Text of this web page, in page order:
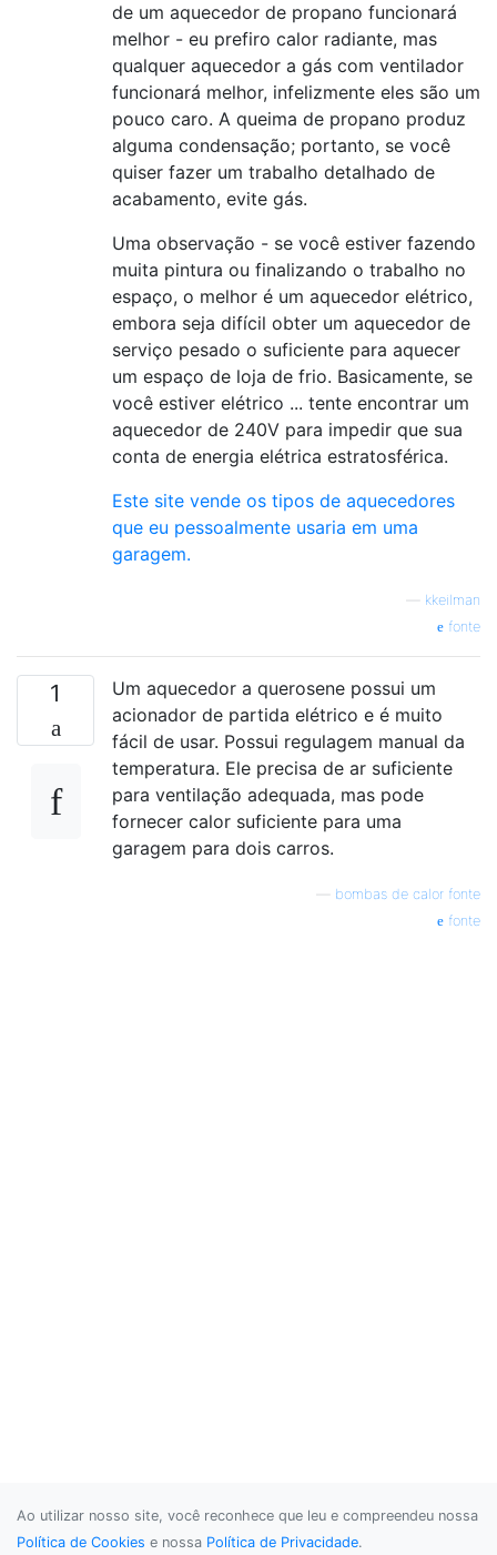
de um aquecedor de propano funcionará
melhor - eu prefiro calor radiante, mas
qualquer aquecedor a gás com ventilador
funcionará melhor, infelizmente eles são um
pouco caro. A queima de propano produz
alguma condensação; portanto, se você
quiser fazer um trabalho detalhado de
acabamento, evite gás.
Uma observação - se você estiver fazendo
muita pintura ou finalizando o trabalho no
espaço, o melhor é um aquecedor elétrico,
embora seja difícil obter um aquecedor de
serviço pesado o suficiente para aquecer
um espaço de loja de frio. Basicamente, se
você estiver elétrico ... tente encontrar um
aquecedor de 240V para impedir que sua
conta de energia elétrica estratosférica.
Este site vende os tipos de aquecedores
que eu pessoalmente usaria em uma
garagem.
kkeilman
fonte
1
Um aquecedor a querosene possui um
acionador de partida elétrico e é muito
fácil de usar. Possui regulagem manual da
temperatura. Ele precisa de ar suficiente
para ventilação adequada, mas pode
fornecer calor suficiente para uma
garagem para dois carros.
bombas de calor fonte
fonte
Ao utilizar nosso site, você reconhece que leu e compreendeu nossa
Política de Cookies e nossa Política de Privacidade.